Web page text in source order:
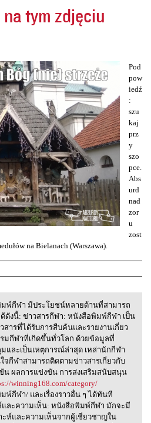
tym zdjęciu
Pod
pow
iedź
:
szu
kaj
prz
y
szo
pce.
Abs
urd
nad
zor
u
zost
na Bielanach (Warszawa).
มพ์กีฬา
พ์กีฬา มีประโยชน์หลายด้านที่สามารถ
ดังนี้: ข่าวสารกีฬา: หนังสือพิมพ์กีฬา เป็น
สารที่ได้รับการสืบค้นและรายงานเกี่ยว
มกีฬาที่เกิดขึ้นทั่วโลก ด้วยข้อมูลที่
และเป็นเหตุการณ์ล่าสุด เหล่านักกีฬา
จกีฬาสามารถติดตามข่าวสารเกี่ยวกับ
น ผลการแข่งขัน การส่งเสริมสนับสนุน
winning168.com/category/
พ์กีฬา/ และเรื่องราวอื่น ๆ ได้ทันที
และความเห็น: หนังสือพิมพ์กีฬา มักจะมี
ะห์และความเห็นจากผู้เชี่ยวชาญใน